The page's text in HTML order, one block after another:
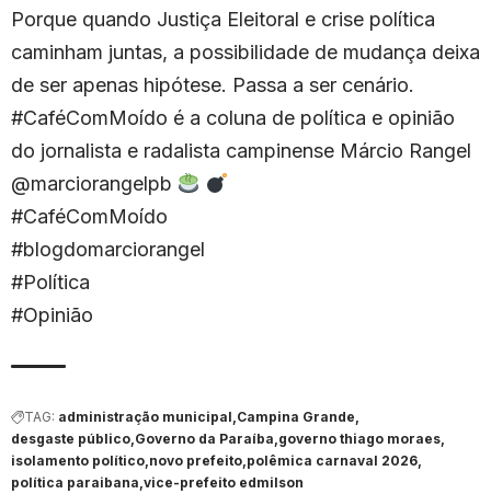
Porque quando Justiça Eleitoral e crise política
caminham juntas, a possibilidade de mudança deixa
de ser apenas hipótese. Passa a ser cenário.
#CaféComMoído é a coluna de política e opinião
do jornalista e radalista campinense Márcio Rangel
@marciorangelpb
#CaféComMoído
#blogdomarciorangel
#Política
#Opinião
TAG: administração municipal Campina Grande
desgaste público Governo da Paraíba governo thiago moraes
isolamento político novo prefeito polêmica carnaval 2026
política paraibana vice-prefeito edmilson